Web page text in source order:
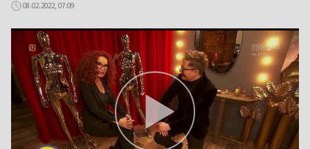
08.02.2022, 07:09